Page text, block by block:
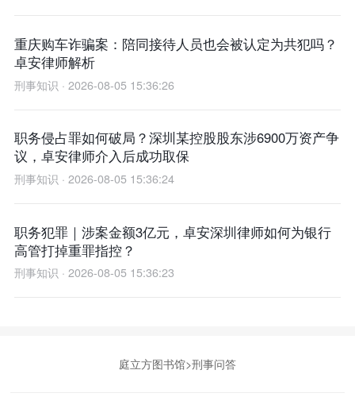
重庆购车诈骗案：陪同接待人员也会被认定为共犯吗？
卓安律师解析
刑事知识 · 2026-08-05 15:36:26
职务侵占罪如何破局？深圳某控股股东涉6900万资产争
议，卓安律师介入后成功取保
刑事知识 · 2026-08-05 15:36:24
职务犯罪｜涉案金额3亿元，卓安深圳律师如何为银行
高管打掉重罪指控？
刑事知识 · 2026-08-05 15:36:23
庭立方图书馆>刑事问答